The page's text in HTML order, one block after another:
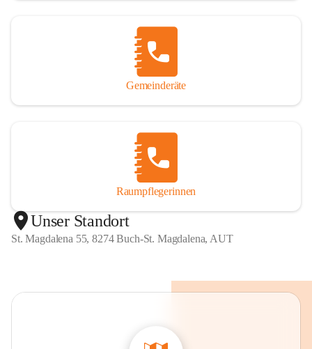
Gemeinderäte
Raumpflegerinnen
Unser Standort
St. Magdalena 55, 8274 Buch-St. Magdalena, AUT